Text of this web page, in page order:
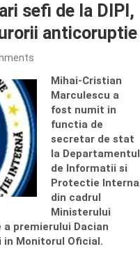
sefi de la DIPI,
anticoruptie
Mihai-Cristian
Marculescu a
fost numit in
functia de
secretar de stat
la Departamentul
de Informatii si
Protectie Interna
din cadrul
Ministerului
premierului Dacian
Monitorul Oficial.